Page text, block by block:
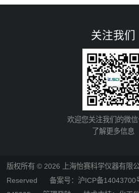
关注我们
欢迎您关注我们的微
了解更多信息
版权所有 © 2026 上海怡赛科学仪器有限
Reserved备案号：沪ICP备14043700